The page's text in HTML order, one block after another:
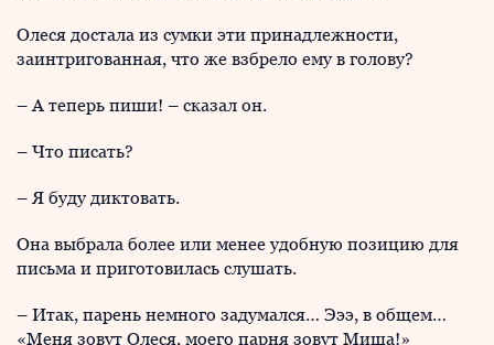
Олеся достала из сумки эти принадлежности,
заинтригованная, что же взбрело ему в голову?
– А теперь пиши! – сказал он.
– Что писать?
– Я буду диктовать.
Она выбрала более или менее удобную позицию для
письма и приготовилась слушать.
– Итак, парень немного задумался… Эээ, в общем…
«Меня зовут Олеся, моего парня зовут Миша!»